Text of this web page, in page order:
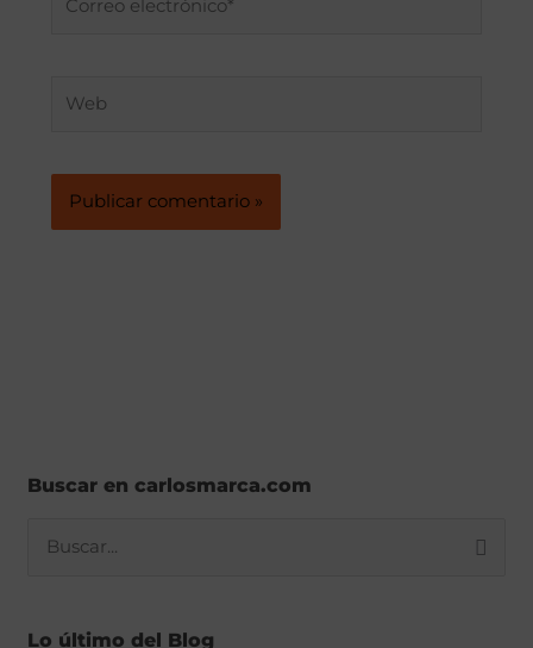
Buscar en carlosmarca.com
Lo último del Blog